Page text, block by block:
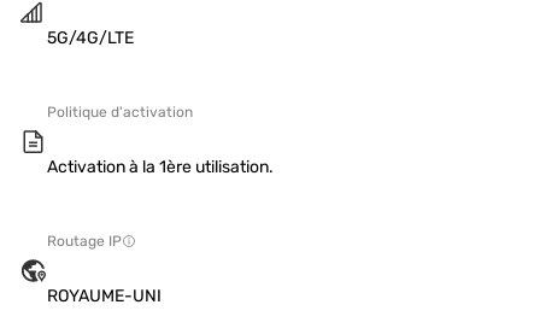
5G/4G/LTE
Politique d'activation
Activation à la 1ère utilisation.
Routage IP
ROYAUME-UNI